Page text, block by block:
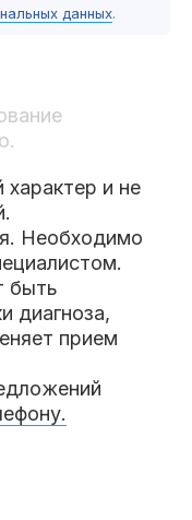
данных.
и не
Необходимо
быть
диагноза,
прием